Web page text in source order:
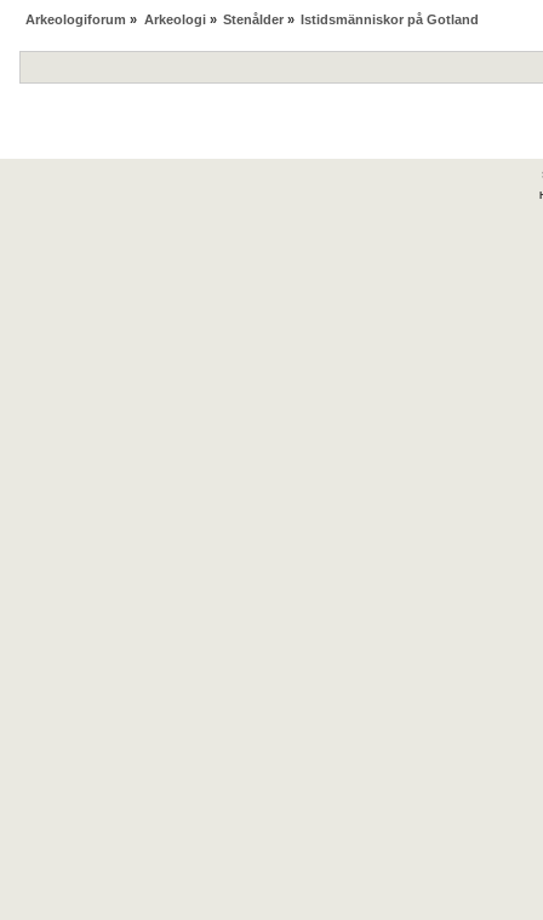
Arkeologiforum » Arkeologi» Stenålder» Istidsmänniskor på Gotland